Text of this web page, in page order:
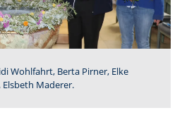
Wohlfahrt, Berta Pirner, Elke
Elsbeth Maderer.